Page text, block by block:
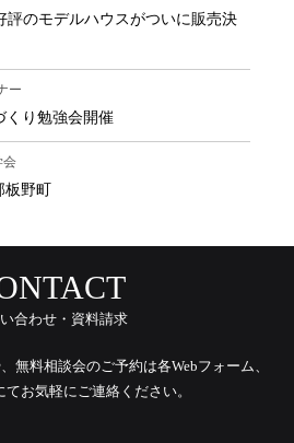
評のモデルハウスがついに販売決
ー
くり勉強会開催
会
板野町
合わせ・資料請求
無料相談会のご予約は各Webフォーム、
てお気軽にご連絡ください。